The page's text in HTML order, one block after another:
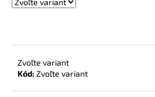
Zvoľte variant
Kód: Zvoľte variant